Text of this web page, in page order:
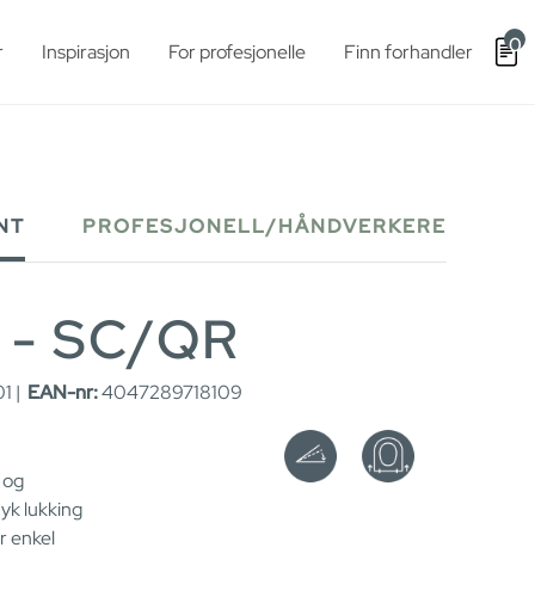
Inspirasjon For profesjonelle Finn forhandler 0
PROFESJONELL/HÅNDVERKERE
SC/QR
| EAN-nr:4047289718109
lukking
enkel